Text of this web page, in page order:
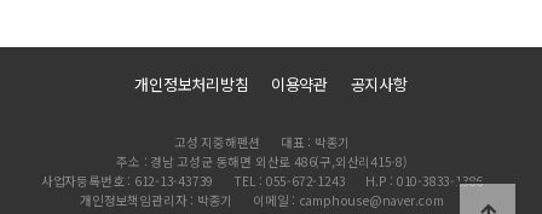
개인정보처리방침 이용약관 공지사항
고성 지중해펜션
대표 : 박종기
주소 : 경남 고성군 동해면 외산로 486(구,외산리415-8)
사업자등록번호 : 612-13-43739
TEL : 055-672-1243
H.P : 010-3833-1386
개인정보책임관리자 : 박종기
이메일 : camphouse@naver.com